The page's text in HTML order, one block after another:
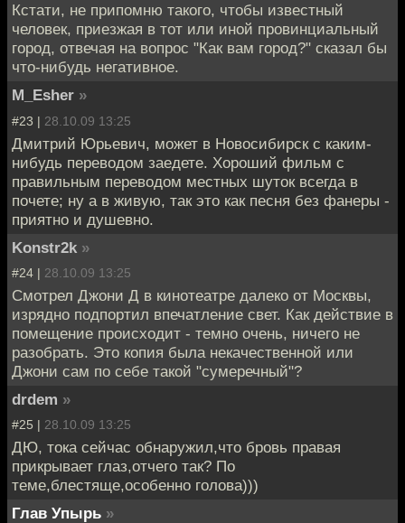
Кстати, не припомню такого, чтобы известный
человек, приезжая в тот или иной провинциальный
город, отвечая на вопрос "Как вам город?" сказал бы
что-нибудь негативное.
M_Esher »
#23 | 28.10.09 13:25
Дмитрий Юрьевич, может в Новосибирск с каким-
нибудь переводом заедете. Хороший фильм с
правильным переводом местных шуток всегда в
почете; ну а в живую, так это как песня без фанеры -
приятно и душевно.
Konstr2k »
#24 | 28.10.09 13:25
Смотрел Джони Д в кинотеатре далеко от Москвы,
изрядно подпортил впечатление свет. Как действие в
помещение происходит - темно очень, ничего не
разобрать. Это копия была некачественной или
Джони сам по себе такой "сумеречный"?
drdem »
#25 | 28.10.09 13:25
ДЮ, тока сейчас обнаружил,что бровь правая
прикрывает глаз,отчего так? По
теме,блестяще,особенно голова)))
Глав Упырь »